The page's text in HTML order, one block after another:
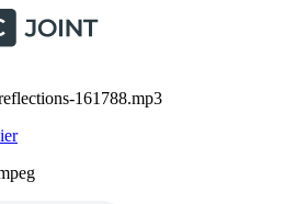
161788.mp3